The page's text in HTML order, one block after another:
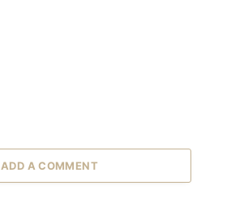
ADD A COMMENT